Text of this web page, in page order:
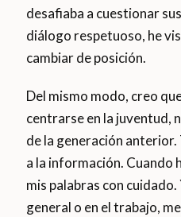
desafiaba a cuestionar
diálogo respetuoso, he
cambiar de posición.
Del mismo modo, creo
centrarse en la juventud,
de la generación
a la información. Cuando
mis palabras con cuidado.
general o en el trabajo,